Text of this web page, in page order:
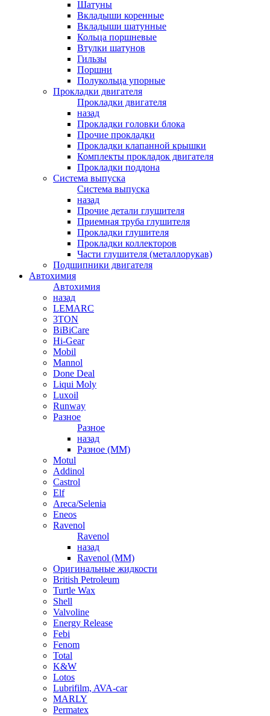
Шатуны
Вкладыши коренные
Вкладыши шатунные
Кольца поршневые
Втулки шатунов
Гильзы
Поршни
Полукольца упорные
Прокладки двигателя
Прокладки двигателя
назад
Прокладки головки блока
Прочие прокладки
Прокладки клапанной крышки
Комплекты прокладок двигателя
Прокладки поддона
Система выпуска
Система выпуска
назад
Прочие детали глушителя
Приемная труба глушителя
Прокладки глушителя
Прокладки коллекторов
Части глушителя (металлорукав)
Подшипники двигателя
Автохимия
Автохимия
назад
LEMARC
3TON
BiBiCare
Hi-Gear
Mobil
Mannol
Done Deal
Liqui Moly
Luxoil
Runway
Разное
Разное
назад
Разное (ММ)
Motul
Addinol
Castrol
Elf
Areca/Selenia
Eneos
Ravenol
Ravenol
назад
Ravenol (ММ)
Оригинальные жидкости
British Petroleum
Turtle Wax
Shell
Valvoline
Energy Release
Febi
Fenom
Total
K&W
Lotos
Lubrifilm, AVA-car
MARLY
Permatex